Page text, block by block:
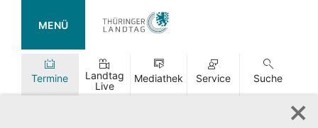
MENÜ
Termine
Landtag
Live
Mediathek Service Suche